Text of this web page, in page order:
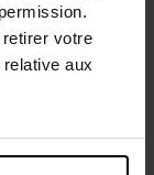
votre
aux